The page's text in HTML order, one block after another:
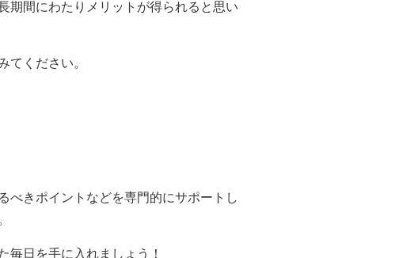
期間にわたりメリットが得られると思い
てください。
べきポイントなどを専門的にサポートし
毎日を手に入れましょう！